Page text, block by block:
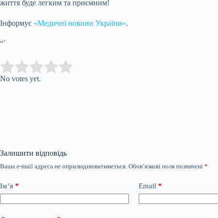
життя буде легким та приємним!
Інформує «Медичні новини України».
“`
Rate this item:
No votes yet.
Залишити відповідь
Ваша e-mail адреса не оприлюднюватиметься. Обов’язкові поля позначені *
Ім’я * Email *